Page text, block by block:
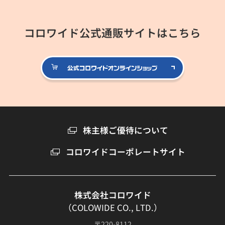
コロワイド公式通販サイトはこちら
公式コロ
株主様ご優待について
コロワイドコーポレートサイト
株式会社コロワイド
（COLOWIDE CO., LTD.）